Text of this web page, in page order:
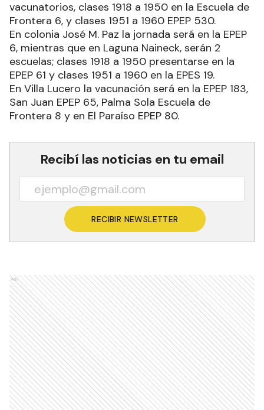
vacunatorios, clases 1918 a 1950 en la Escuela de
Frontera 6, y clases 1951 a 1960 EPEP 530.
En colonia José M. Paz la jornada será en la EPEP
6, mientras que en Laguna Naineck, serán 2
escuelas; clases 1918 a 1950 presentarse en la
EPEP 61 y clases 1951 a 1960 en la EPES 19.
En Villa Lucero la vacunación será en la EPEP 183,
San Juan EPEP 65, Palma Sola Escuela de
Frontera 8 y en El Paraíso EPEP 80.
Recibí las noticias en tu email
RECIBIR NEWSLETTER
Ads